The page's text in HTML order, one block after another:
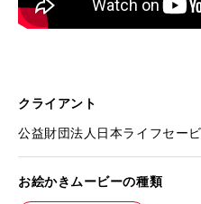
クライアント
公益財団法人日本ライフセー
お絵かきムービーの種類